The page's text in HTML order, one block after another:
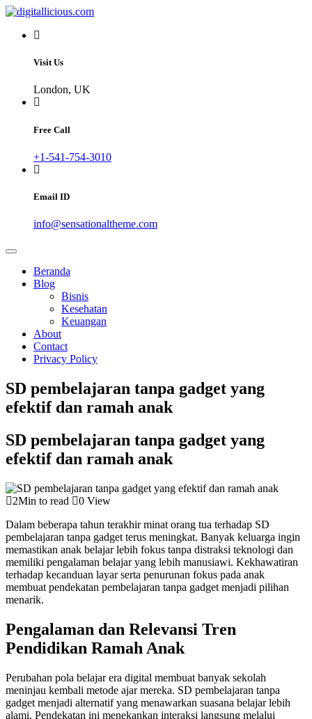
Skip
content
digitallicious.com
Sharing Digital Information
Visit Us
London, UK
Free Call
+1-541-754-3010
Email ID
info@sensationaltheme.com
Beranda
Blog
Bisnis
Kesehatan
Keuangan
About
Contact
Privacy Policy
SD pembelajaran tanpa gadget yang
efektif dan ramah anak
SD pembelajaran tanpa gadget yang
efektif dan ramah anak
2Min to read
0 View
Dalam beberapa tahun terakhir minat orang tua terhadap SD
pembelajaran tanpa gadget terus meningkat. Banyak keluarga ingin
memastikan anak belajar lebih fokus tanpa distraksi teknologi dan
memiliki pengalaman belajar yang lebih manusiawi. Kekhawatiran
terhadap kecanduan layar serta penurunan fokus pada anak
membuat pendekatan pembelajaran tanpa gadget menjadi pilihan
menarik.
Pengalaman dan Relevansi Tren
Pendidikan Ramah Anak
Perubahan pola belajar era digital membuat banyak sekolah
meninjau kembali metode ajar mereka. SD pembelajaran tanpa
gadget menjadi alternatif yang menawarkan suasana belajar lebih
alami. Pendekatan ini menekankan interaksi langsung melalui